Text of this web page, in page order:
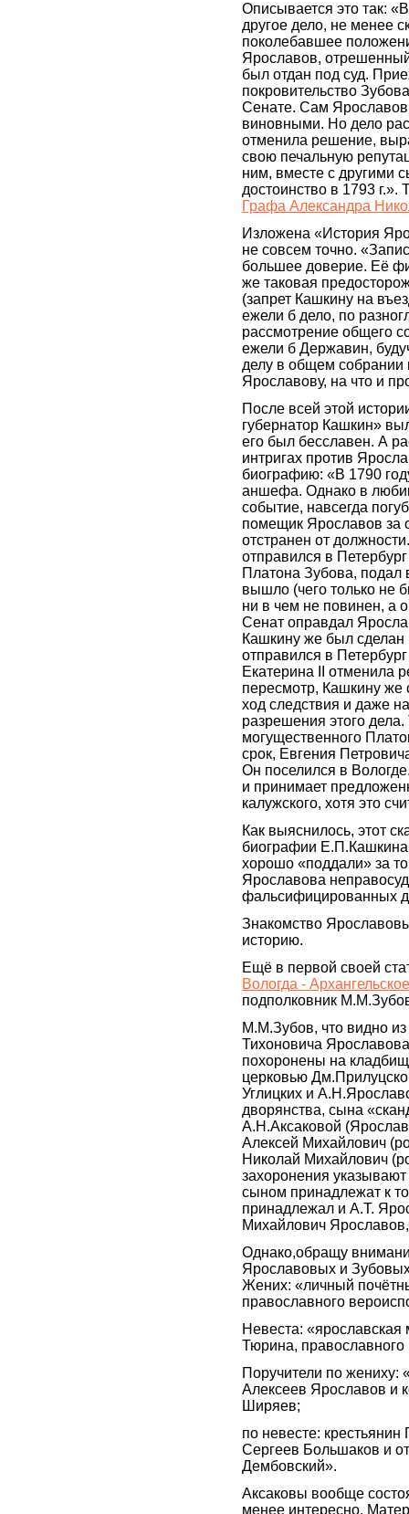
Описывается это так:
другое дело, не менее
поколебавшее
Ярославов,
был отдан под суд.
покровительство
Сенате. Сам
виновными. Но дело
отменила решение,
свою печальную
ним, вместе с другими
достоинство в 1793
Графа Александра
Изложена «История
не совсем точно.
большее доверие. Её
же таковая
(запрет Кашкину на
ежели б дело, по
рассмотрение общего
ежели б Державин,
делу в общем собрании
Ярославову, на что и
После всей этой
губернатор Кашкин»
его был бесславен. А
интригах против
биографию: «В 1790
аншефа. Однако в
событие, навсегда
помещик Ярославов за
отстранен от
отправился в
Платона Зубова, подал
вышло (чего только не
ни в чем не повинен, а
Сенат оправдал
Кашкину же был
отправился в
Екатерина II отменила
пересмотр, Кашкину
ход следствия и даже
разрешения этого
могущественного
срок, Евгения
Он поселился в
и принимает
калужского, хотя это
Как выяснилось, этот
биографии
хорошо «поддали» за
Ярославова
фальсифицированных
Знакомство
историю.
Ещё в первой своей
Вологда -
подполковник
М.М.Зубов, что видно
Тихоновича
похоронены на
церковью
Углицких и
дворянства, сына
А.Н.Аксаковой
Алексей Михайлович
Николай Михайлович
захоронения
сыном принадлежат к
принадлежал и А.Т.
Михайлович
Однако,обращу
Ярославовых и
Жених: «личный
православного
Невеста:
Тюрина,
Поручители по жениху:
Алексеев Ярославов и
Ширяев;
по невесте:
Сергеев Большаков и
Дембовский».
Аксаковы вообще
менее интересно.